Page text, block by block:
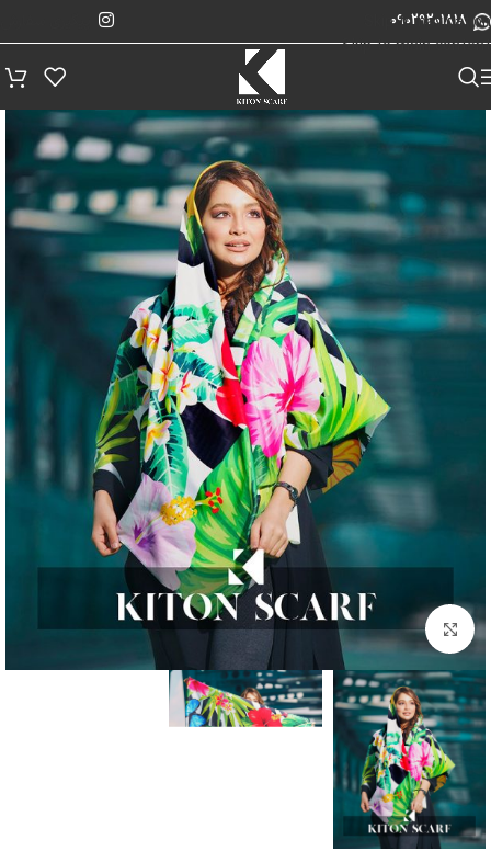
Skip to navigation
Skip to main content
09029201818
بزرگنمایی تصویر